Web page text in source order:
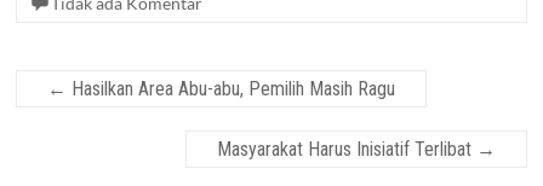
← Hasilkan Area Abu-abu, Pemilih Masih Ragu
Masyarakat Harus Inisiatif Terlibat →